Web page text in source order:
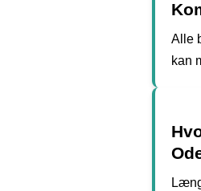
Alle
kan